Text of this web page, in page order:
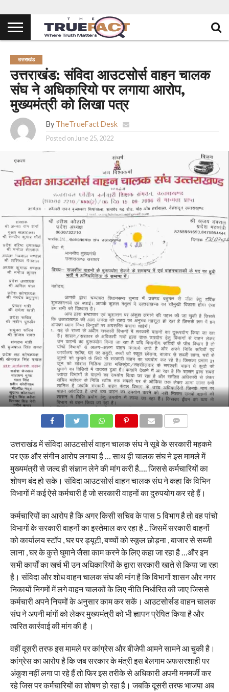
उत्तराखंड
उत्तराखंड: संविदा आउटसोर्स वाहन चालक
संघ ने अधिकारियो पर लगाया आरोप,
मुख्यमंत्री को लिखा पत्र
By TheTrueFact Desk
Posted on June 25, 2022
उत्तराखंड में संविदा आउटसोर्स वाहन चालक संघ ने सूबे के सरकारी महकमे
पर एक और संगीन आरोप लगाया है … साथ ही चालक संघ ने इस मामले में
मुख्यमंत्री से जल्द ही संज्ञान लेने की मांग करी है…. जिससे कर्मचारियों का
शोषण बंद हो सके। संविदा आउटसोर्स वाहन चालक संघ ने कहा कि विभिन
विभागों में कई ऐसे कर्मचारी है जो सरकारी वाहनों का दुरुपयोग कर रहे हैं।
कर्मचारियों का आरोप है कि अगर किसी सचिव के पास 5 विभाग है तो वह पांचो
विभागों के सरकारी वाहनों का इस्तेमाल कर रहा है .. जिसमें सरकारी वाहनों
को कार्यालय स्टॉप , घर पर ड्यूटी, बच्चों को स्कूल छोड़ना , बाजार से सब्जी
लाना , घर के कुत्ते घुमाने जैसा काम करने के लिए कहा जा रहा है …और इन
सभी कार्यों का खर्च भी उन अधिकारियों के द्वारा सरकारी खाते से किया जा रहा
है। संविदा और शोध वाहन चालक संघ की मांग है कि विभागों शासन और नगर
निकायों निगमों में लगे वाहन चालकों के लिए नीति निर्धारित की जाए जिससे
कर्मचारी अपने नियमों के अनुसार काम कर सकें। आउटसोर्सड वाहन चालक
संघ ने अपनी मांगों को लेकर मुख्यमंत्री को भी ज्ञापन प्रेषित किया है और
त्वरित कार्रवाई की मांग की है ।
वहीं दूसरी तरफ इस मामले पर कांग्रेस और बीजेपी आमने सामने आ चुकी है।
कांग्रेस का आरोप है कि जब सरकार के मंत्री इस बेलगाम अफसरशाही पर
अंकुश नहीं लगा पा रहे हैं तो फिर इस तरीके से अधिकारी अपनी मनमर्जी कर
रहे जिस पर कर्मचारियों का शोषण हो रहा है। जबकि दूसरी तरफ भाजपा अब